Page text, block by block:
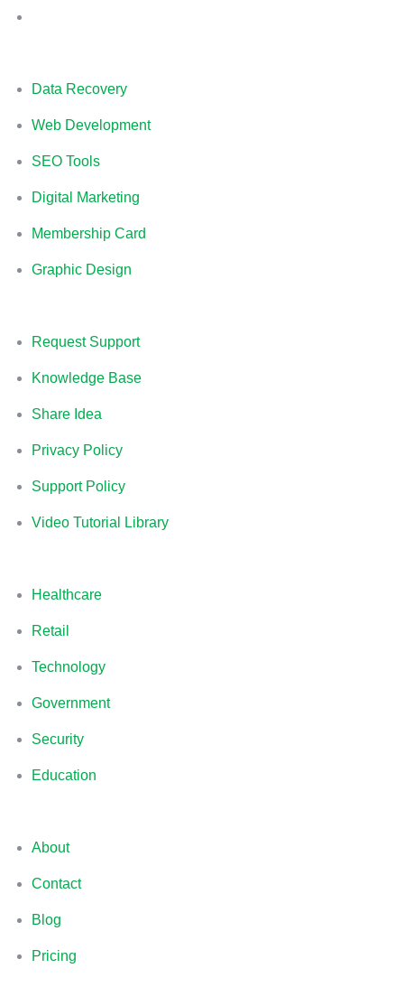
Data Recovery
Web Development
SEO Tools
Digital Marketing
Membership Card
Graphic Design
Request Support
Knowledge Base
Share Idea
Privacy Policy
Support Policy
Video Tutorial Library
Healthcare
Retail
Technology
Government
Security
Education
About
Contact
Blog
Pricing